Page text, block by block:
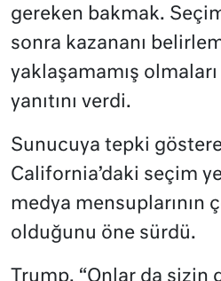
gereken bakmak.
sonra kazananı
yaklaşamamış
yanıtını verdi.
Sunucuya tepki
California’daki seçim
medya mensuplarının
olduğunu öne sürdü.
Trump, “Onlar da sizin